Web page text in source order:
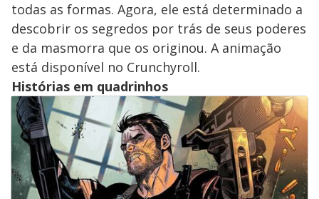
todas as formas. Agora, ele está determinado a
descobrir os segredos por trás de seus poderes
e da masmorra que os originou. A animação
está disponível no Crunchyroll.
Histórias em quadrinhos